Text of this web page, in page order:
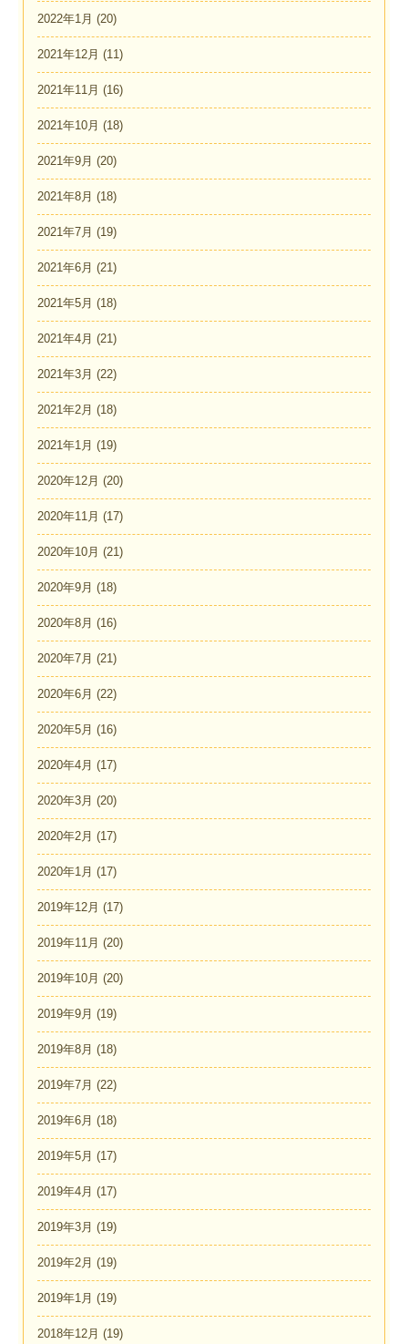
2022年1月 (20)
2021年12月 (11)
2021年11月 (16)
2021年10月 (18)
2021年9月 (20)
2021年8月 (18)
2021年7月 (19)
2021年6月 (21)
2021年5月 (18)
2021年4月 (21)
2021年3月 (22)
2021年2月 (18)
2021年1月 (19)
2020年12月 (20)
2020年11月 (17)
2020年10月 (21)
2020年9月 (18)
2020年8月 (16)
2020年7月 (21)
2020年6月 (22)
2020年5月 (16)
2020年4月 (17)
2020年3月 (20)
2020年2月 (17)
2020年1月 (17)
2019年12月 (17)
2019年11月 (20)
2019年10月 (20)
2019年9月 (19)
2019年8月 (18)
2019年7月 (22)
2019年6月 (18)
2019年5月 (17)
2019年4月 (17)
2019年3月 (19)
2019年2月 (19)
2019年1月 (19)
2018年12月 (19)